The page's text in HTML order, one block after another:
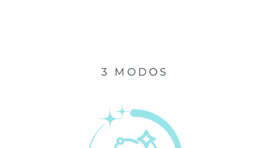
3 MODOSEntrega prevista
Entrega prevista